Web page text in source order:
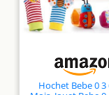
Hochet Bebe 0 3